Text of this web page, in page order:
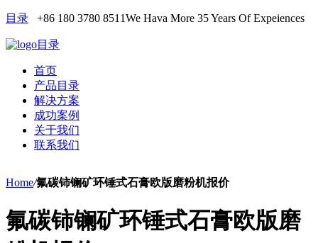
目录 +86 180 3780 8511We Hava More 35 Years Of Expeiences
目录
首页
产品目录
解决方案
成功案例
关于我们
联系我们
Home/氟碳铈镧矿环锤式石膏欧版磨粉机报价
氟碳铈镧矿环锤式石膏欧版磨